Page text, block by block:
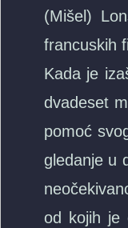
(Mišel)
francuskih
Kada je
dvadeset
pomoć
gledanje u
od kojih je